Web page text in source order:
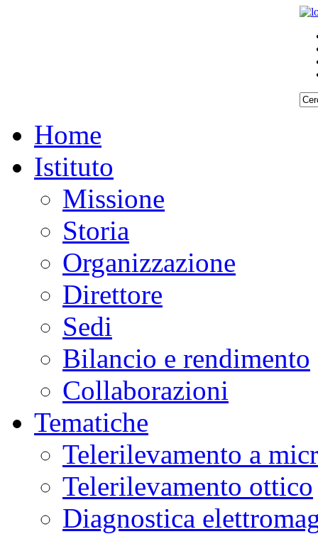
Home
Istituto
Missione
Storia
Organizzazione
Direttore
Sedi
Bilancio e rendimento
Collaborazioni
Tematiche
Telerilevamento a
Telerilevamento ottico
Diagnostica